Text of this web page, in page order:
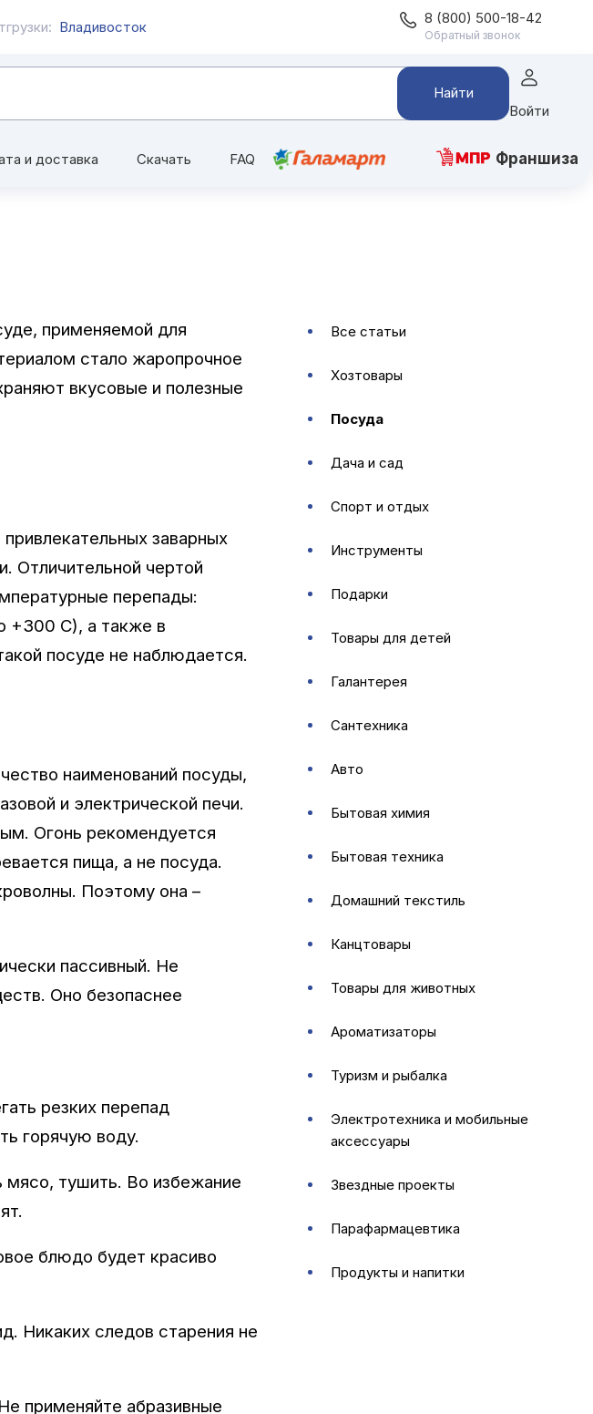
Владивосток 8 (800) 500-18-42
Обратный звонок
Найти
Войти
и доставка Скачать FAQ Франшиза
применяемой для
стало жаропрочное
вкусовые и полезные
заварных
Отличительной чертой
перепады:
+300 С), а также в
посуде не наблюдается.
наименований посуды,
и электрической печи.
Огонь рекомендуется
пища, а не посуда.
Поэтому она –
пассивный. Не
Оно безопаснее
резких перепад
горячую воду.
мясо, тушить. Во избежание
блюдо будет красиво
Никаких следов старения не
применяйте абразивные
все статьи
хозтовары
посуда
дача и сад
спорт и отдых
инструменты
подарки
товары для детей
галантерея
сантехника
авто
бытовая химия
бытовая техника
домашний текстиль
канцтовары
товары для животных
ароматизаторы
туризм и рыбалка
электротехника и мобильные
аксессуары
звездные проекты
парафармацевтика
продукты и напитки